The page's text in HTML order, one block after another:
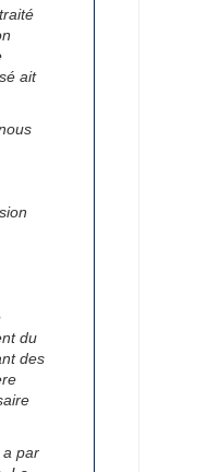
ait
du
des
par